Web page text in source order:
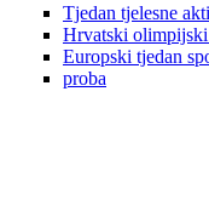
Tjedan tjelesne
Hrvatski
Europski tjedan
proba